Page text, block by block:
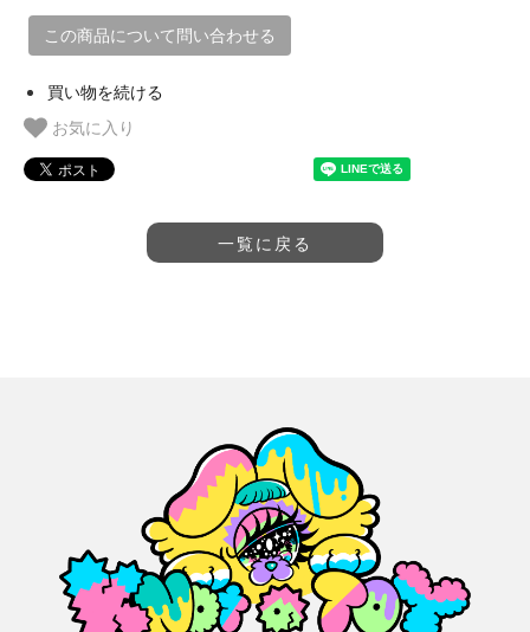
この商品について問い合わせる
買い物を続ける
お気に入り
一覧に戻る